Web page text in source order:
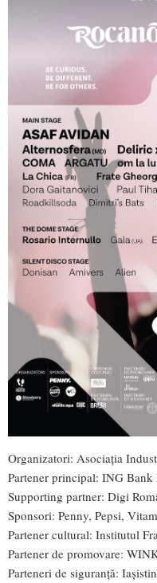
Organizatori: Asociația
Partener principal: ING Bank
Supporting partner: Digi
Sponsori: Penny, Pepsi,
Partener cultural: Institutul
Partener de promovare:
Parteneri de siguranță: